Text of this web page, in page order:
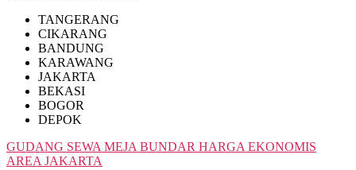
TANGERANG
CIKARANG
BANDUNG
KARAWANG
JAKARTA
BEKASI
BOGOR
DEPOK
GUDANG SEWA MEJA BUNDAR HARGA EKONOMIS
AREA JAKARTA